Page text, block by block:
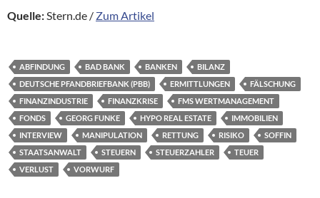
Quelle:Stern.de / Zum Artikel
ABFINDUNG BAD BANK BANKEN
BILANZ
DEUTSCHE PFANDBRIEFBANK (PBB)
ERMITTLUNGEN
FÄLSCHUNG
FINANZINDUSTRIE
FINANZKRISE
FMS WERTMANAGEMENT
FONDS
GEORG FUNKE HYPO REAL ESTATE
IMMOBILIEN
INTERVIEW
MANIPULATION RETTUNG RISIKO
SOFFIN
STAATSANWALT
STEUERN STEUERZAHLER
TEUER
VERLUST
VORWURF